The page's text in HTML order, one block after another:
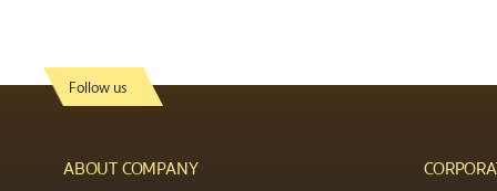
Follow us
ABOUT COMPANY